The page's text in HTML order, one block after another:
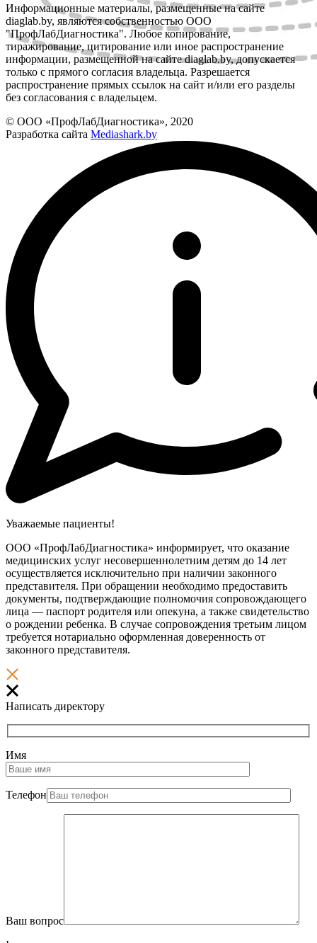
Информационные материалы, размещенные на сайте
diaglab.by, являются собственностью ООО
"ПрофЛабДиагностика". Любое копирование,
тиражирование, цитирование или иное распространение
информации, размещенной на сайте diaglab.by, допускается
только с прямого согласия владельца. Разрешается
распространение прямых ссылок на сайт и/или его разделы
без согласования с владельцем.
© ООО «ПрофЛабДиагностика», 2020
Разработка сайта Mediashark.by
Уважаемые пациенты!
ООО «ПрофЛабДиагностика» информирует, что оказание
медицинских услуг несовершеннолетним детям до 14 лет
осуществляется исключительно при наличии законного
представителя. При обращении необходимо предоставить
документы, подтверждающие полномочия сопровождающего
лица — паспорт родителя или опекуна, а также свидетельство
о рождении ребенка. В случае сопровождения третьим лицом
требуется нотариально оформленная доверенность от
законного представителя.
Написать директору
Имя
Телефон
Ваш вопрос